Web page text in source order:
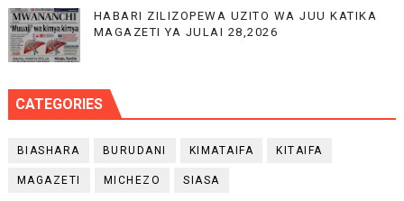
HABARI ZILIZOPEWA UZITO WA JUU KATIKA
MAGAZETI YA JULAI 28,2026
CATEGORIES
BIASHARA BURUDANI KIMATAIFA KITAIFA
MAGAZETI MICHEZO SIASA